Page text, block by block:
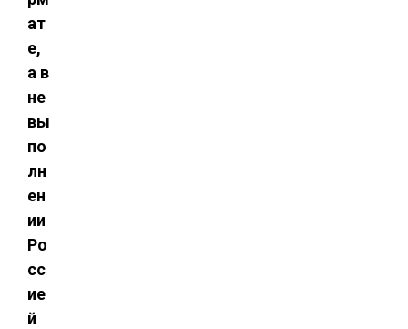
ат
е,
а в
не
вы
по
лн
ен
ии
Ро
сс
ие
й